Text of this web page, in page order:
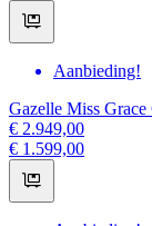
Aanbieding!
Gazelle Miss
€ 2.949,00
€ 1.599,00